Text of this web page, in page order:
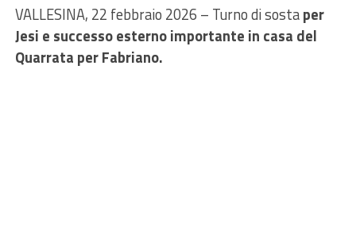
VALLESINA, 22 febbraio 2026 – Turno di sostaper
Jesi e successo esterno importante in casa del
Quarrata per Fabriano.